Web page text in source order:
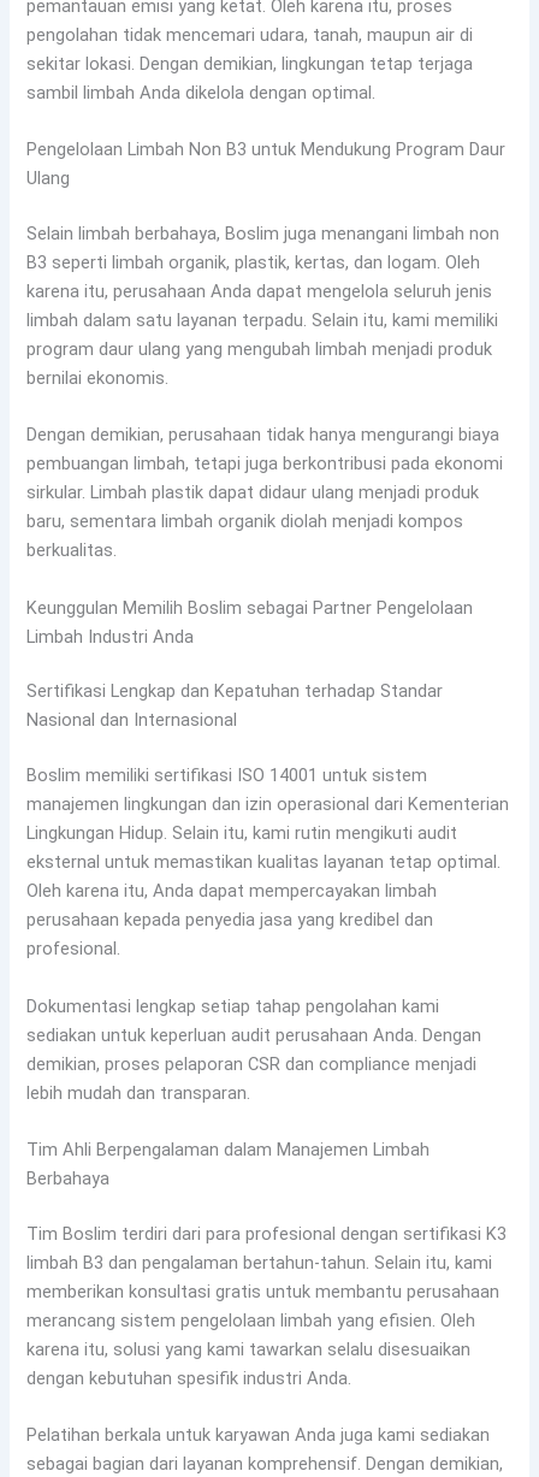
pemantauan emisi yang ketat. Oleh karena itu, proses
pengolahan tidak mencemari udara, tanah, maupun air di
sekitar lokasi. Dengan demikian, lingkungan tetap terjaga
sambil limbah Anda dikelola dengan optimal.
Pengelolaan Limbah Non B3 untuk Mendukung Program Daur
Ulang
Selain limbah berbahaya, Boslim juga menangani limbah non
B3 seperti limbah organik, plastik, kertas, dan logam. Oleh
karena itu, perusahaan Anda dapat mengelola seluruh jenis
limbah dalam satu layanan terpadu. Selain itu, kami memiliki
program daur ulang yang mengubah limbah menjadi produk
bernilai ekonomis.
Dengan demikian, perusahaan tidak hanya mengurangi biaya
pembuangan limbah, tetapi juga berkontribusi pada ekonomi
sirkular. Limbah plastik dapat didaur ulang menjadi produk
baru, sementara limbah organik diolah menjadi kompos
berkualitas.
Keunggulan Memilih Boslim sebagai Partner Pengelolaan
Limbah Industri Anda
Sertifikasi Lengkap dan Kepatuhan terhadap Standar
Nasional dan Internasional
Boslim memiliki sertifikasi ISO 14001 untuk sistem
manajemen lingkungan dan izin operasional dari Kementerian
Lingkungan Hidup. Selain itu, kami rutin mengikuti audit
eksternal untuk memastikan kualitas layanan tetap optimal.
Oleh karena itu, Anda dapat mempercayakan limbah
perusahaan kepada penyedia jasa yang kredibel dan
profesional.
Dokumentasi lengkap setiap tahap pengolahan kami
sediakan untuk keperluan audit perusahaan Anda. Dengan
demikian, proses pelaporan CSR dan compliance menjadi
lebih mudah dan transparan.
Tim Ahli Berpengalaman dalam Manajemen Limbah
Berbahaya
Tim Boslim terdiri dari para profesional dengan sertifikasi K3
limbah B3 dan pengalaman bertahun-tahun. Selain itu, kami
memberikan konsultasi gratis untuk membantu perusahaan
merancang sistem pengelolaan limbah yang efisien. Oleh
karena itu, solusi yang kami tawarkan selalu disesuaikan
dengan kebutuhan spesifik industri Anda.
Pelatihan berkala untuk karyawan Anda juga kami sediakan
sebagai bagian dari layanan komprehensif. Dengan demikian,